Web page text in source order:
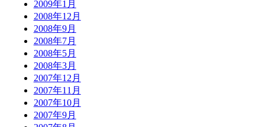
2009年1月
2008年12月
2008年9月
2008年7月
2008年5月
2008年3月
2007年12月
2007年11月
2007年10月
2007年9月